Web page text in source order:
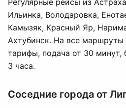
Регулярные рейсы из
Ильинка, Володаровка,
Камызяк, Красный Яр,
Ахтубинск. На все
тарифы, подача от 30 минут,
3 часа.
Соседние города от